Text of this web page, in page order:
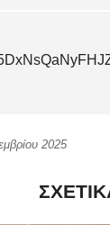
2025